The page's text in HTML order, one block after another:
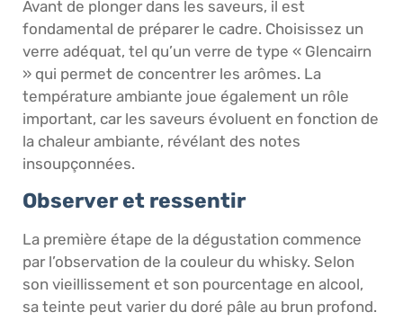
Avant de plonger dans les saveurs, il est
fondamental de préparer le cadre. Choisissez un
verre adéquat, tel qu’un verre de type « Glencairn
» qui permet de concentrer les arômes. La
température ambiante joue également un rôle
important, car les saveurs évoluent en fonction de
la chaleur ambiante, révélant des notes
insoupçonnées.
Observer et ressentir
La première étape de la dégustation commence
par l’observation de la couleur du whisky. Selon
son vieillissement et son pourcentage en alcool,
sa teinte peut varier du doré pâle au brun profond.